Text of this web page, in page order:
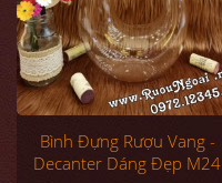
Bình Đựng Rượu Vang -
Decanter Dáng Đẹp M24